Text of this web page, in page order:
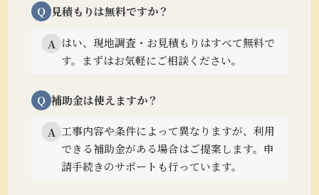
Q 見積もりは無料ですか？
A はい、現地調査・お見積もりはすべて無料で
す。まずはお気軽にご相談ください。
Q 補助金は使えますか？
A 工事内容や条件によって異なりますが、利用
できる補助金がある場合はご提案します。 申
請手続きのサポートも行っています。